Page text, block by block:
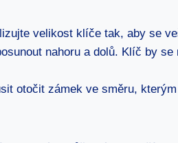
velikost klíče tak, aby se
nahoru a dolů. Klíč by
otočit zámek ve směru,